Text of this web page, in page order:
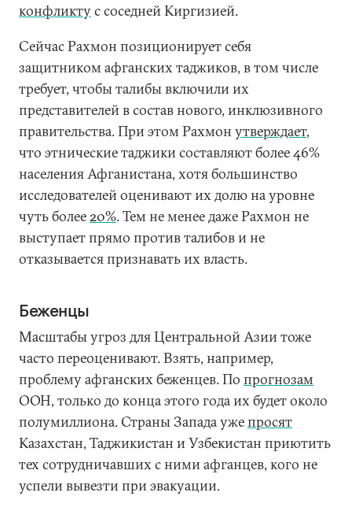
конфликтус соседней Киргизией.
Сейчас Рахмон позиционирует себя
защитником афганских таджиков, в том числе
требует, чтобы талибы включили их
представителей в состав нового, инклюзивного
правительства. При этом Рахмон утверждает,
что этнические таджики составляют более 46%
населения Афганистана, хотя большинство
исследователей оценивают их долю на уровне
чуть более20%. Тем не менее даже Рахмон не
выступает прямо против талибов и не
отказывается признавать их власть.
Беженцы
Масштабы угроз для Центральной Азии тоже
часто переоценивают. Взять, например,
проблему афганских беженцев. По прогнозам
ООН, только до конца этого года их будет около
полумиллиона. Страны Запада ужепросят
Казахстан, Таджикистан и Узбекистан приютить
тех сотрудничавших с ними афганцев, кого не
успели вывезти при эвакуации.